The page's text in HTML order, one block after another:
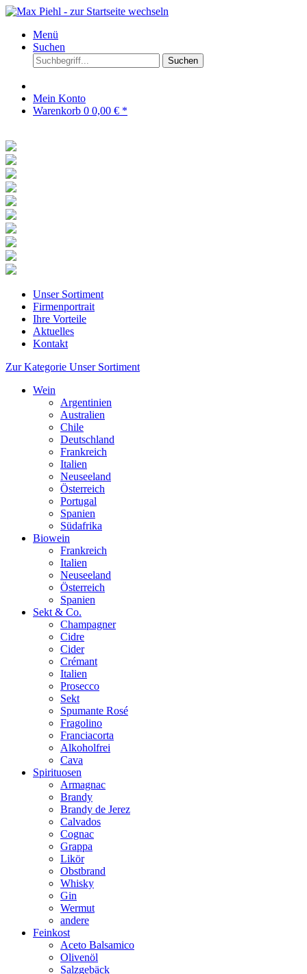
Menü
Suchen
Suchen
Mein Konto
Warenkorb 0 0,00 € *
Unser Sortiment
Firmenportrait
Ihre Vorteile
Aktuelles
Kontakt
Zur Kategorie Unser Sortiment
Wein
Argentinien
Australien
Chile
Deutschland
Frankreich
Italien
Neuseeland
Österreich
Portugal
Spanien
Südafrika
Biowein
Frankreich
Italien
Neuseeland
Österreich
Spanien
Sekt & Co.
Champagner
Cidre
Cider
Crémant
Italien
Prosecco
Sekt
Spumante Rosé
Fragolino
Franciacorta
Alkoholfrei
Cava
Spirituosen
Armagnac
Brandy
Brandy de Jerez
Calvados
Cognac
Grappa
Likör
Obstbrand
Whisky
Gin
Wermut
andere
Feinkost
Aceto Balsamico
Olivenöl
Salzgebäck